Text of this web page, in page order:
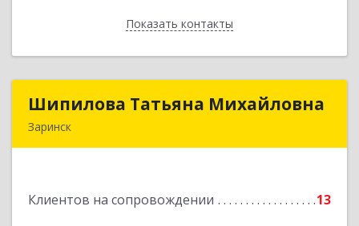
Показать контакты
Назад
Шипилова Татьяна Михайловна
Заринск
Клиентов на сопровождении 13
Шипилова Татьяна Михайловна